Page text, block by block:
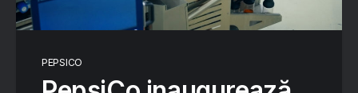
PEPSICO